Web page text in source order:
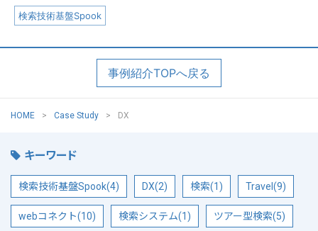
検索技術基盤Spook
事例紹介TOPへ戻る
HOME Case Study DX
キーワード
検索技術基盤Spook(4) DX(2) 検索(1) Travel(9)
webコネクト(10) 検索システム(1) ツアー型検索(5)